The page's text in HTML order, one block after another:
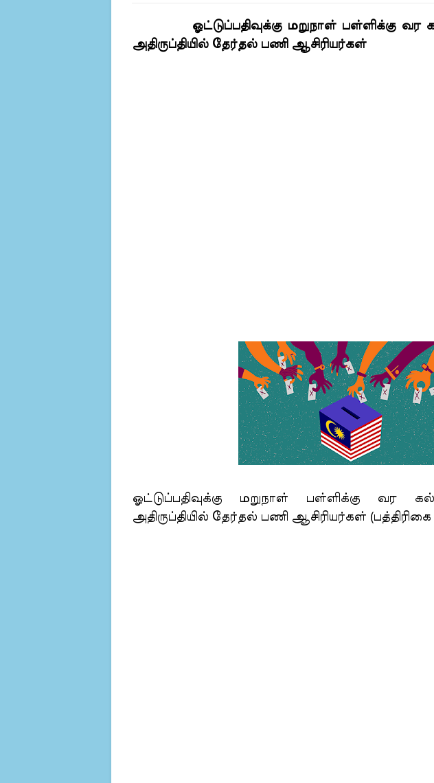
ஓட்டுப்பதிவுக்கு மறுநாள் பள்ளிக்கு வர
அதிருப்தியில் தேர்தல் பணி ஆசிரியர்கள்
ஓட்டுப்பதிவுக்கு மறுநாள் பள்ளிக்கு வர
அதிருப்தியில் தேர்தல் பணி ஆசிரியர்கள் (பத்திரிகை